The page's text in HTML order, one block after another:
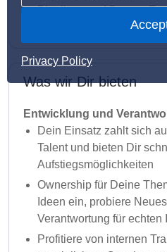
Privacy Policy
Pipelines und Prompt-
baust Features mit
Was wir Dir bieten
Entwicklung und
Dein Einsatz zahlt sich
Talent und bieten Dir
Aufstiegsmöglichkeiten
Ownership für Deine
Ideen ein, probiere
Verantwortung für echten
Profitiere von internen